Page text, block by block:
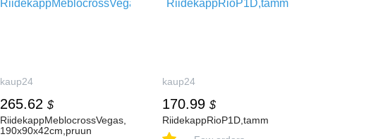
kaup24
265.62 $
RiidekappMeblocrossVegas,
190x90x42cm,pruun
kaup24
170.99 $
RiidekappRioP1D,tamm